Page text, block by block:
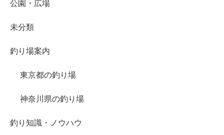
公園・広場
未分類
釣り場案内
東京都の釣り場
神奈川県の釣り場
釣り知識・ノウハウ